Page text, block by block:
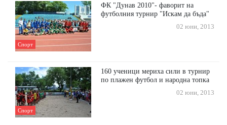
Спорт
ФК "Дунав 2010"- фаворит на
футболния турнир "Искам да бъда"
02 юни, 2013
Спорт
160 ученици мериха сили в турнир
по плажен футбол и народна топка
02 юни, 2013